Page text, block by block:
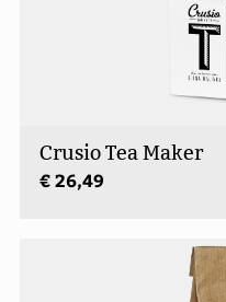
Crusio Tea Maker
€ 26,49